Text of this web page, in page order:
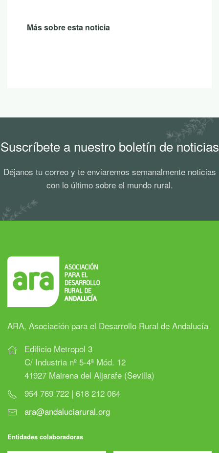
Más sobre esta noticia
Suscríbete a nuestro boletín de noticias
Déjanos tu correo y te enviaremos semanalmente noticias
con lo último sobre el mundo rural.
ARA, Asociación para el Desarrollo Rural de Andalucía
Edificio Metropol 3
C/ Industria nº 5-4ª Mód. 12
41927 Mairena del Aljarafe (Sevilla)
954 769 722 | 618 212 064
ara@andaluciarural.org
Entidades colaboradoras